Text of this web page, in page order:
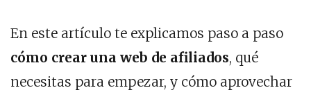
En este artículo te explicamos paso a paso
cómo crear una web de afiliados, qué
necesitas para empezar, y cómo aprovechar